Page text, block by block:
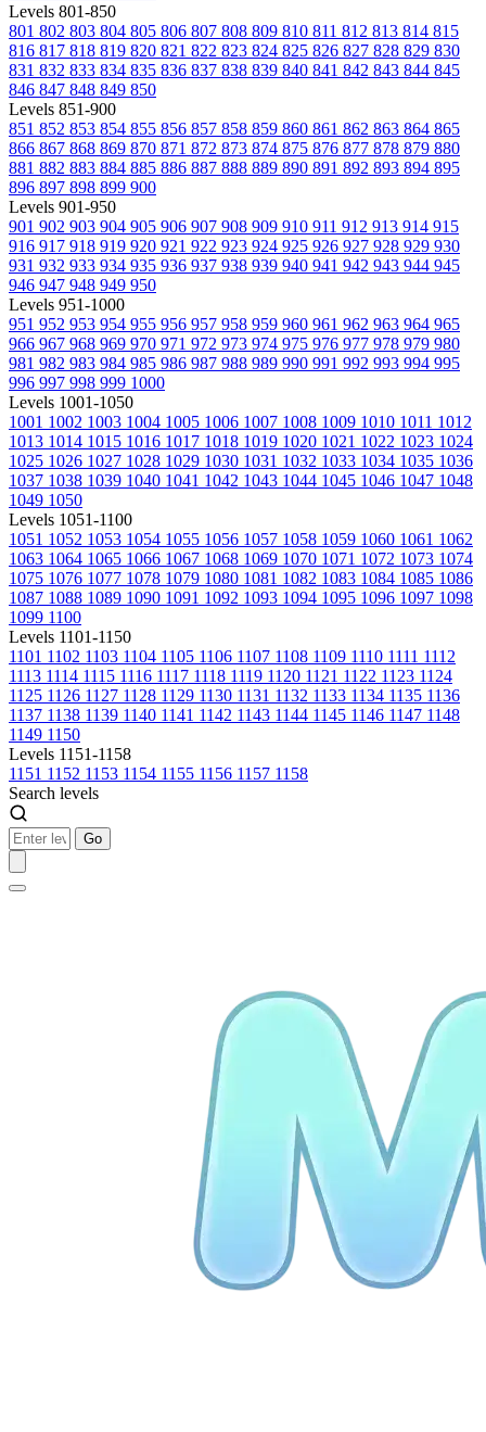
Levels 801-850
801 802 803 804 805 806 807 808 809 810 811 812 813 814 815
816 817 818 819 820 821 822 823 824 825 826 827 828 829 830
831 832 833 834 835 836 837 838 839 840 841 842 843 844 845
846 847 848 849 850
Levels 851-900
851 852 853 854 855 856 857 858 859 860 861 862 863 864 865
866 867 868 869 870 871 872 873 874 875 876 877 878 879 880
881 882 883 884 885 886 887 888 889 890 891 892 893 894 895
896 897 898 899 900
Levels 901-950
901 902 903 904 905 906 907 908 909 910 911 912 913 914 915
916 917 918 919 920 921 922 923 924 925 926 927 928 929 930
931 932 933 934 935 936 937 938 939 940 941 942 943 944 945
946 947 948 949 950
Levels 951-1000
951 952 953 954 955 956 957 958 959 960 961 962 963 964 965
966 967 968 969 970 971 972 973 974 975 976 977 978 979 980
981 982 983 984 985 986 987 988 989 990 991 992 993 994 995
996 997 998 999 1000
Levels 1001-1050
1001 1002 1003 1004 1005 1006 1007 1008 1009 1010 1011 1012
1013 1014 1015 1016 1017 1018 1019 1020 1021 1022 1023 1024
1025 1026 1027 1028 1029 1030 1031 1032 1033 1034 1035 1036
1037 1038 1039 1040 1041 1042 1043 1044 1045 1046 1047 1048
1049 1050
Levels 1051-1100
1051 1052 1053 1054 1055 1056 1057 1058 1059 1060 1061 1062
1063 1064 1065 1066 1067 1068 1069 1070 1071 1072 1073 1074
1075 1076 1077 1078 1079 1080 1081 1082 1083 1084 1085 1086
1087 1088 1089 1090 1091 1092 1093 1094 1095 1096 1097 1098
1099 1100
Levels 1101-1150
1101 1102 1103 1104 1105 1106 1107 1108 1109 1110 1111 1112
1113 1114 1115 1116 1117 1118 1119 1120 1121 1122 1123 1124
1125 1126 1127 1128 1129 1130 1131 1132 1133 1134 1135 1136
1137 1138 1139 1140 1141 1142 1143 1144 1145 1146 1147 1148
1149 1150
Levels 1151-1158
1151 1152 1153 1154 1155 1156 1157 1158
Search levels
Go